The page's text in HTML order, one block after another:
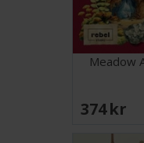
Meadow
374 SEK